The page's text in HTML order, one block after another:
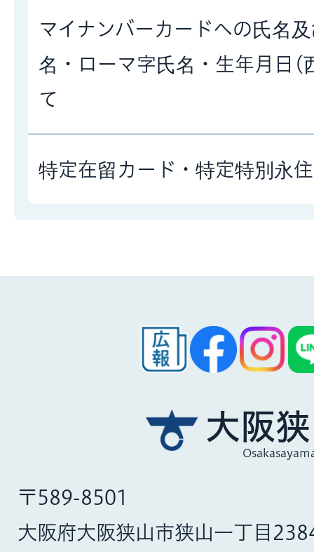
マイナンバーカードへの氏名
名・ローマ字氏名・生年月日(
て
特定在留カード・特定特別永
大阪
〒589-8501
大阪府大阪狭山市狭山一丁目